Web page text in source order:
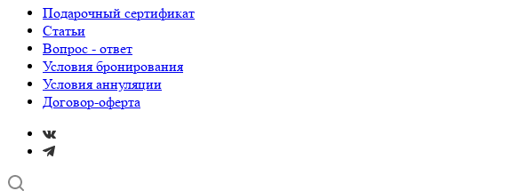
Подарочный сертификат
Статьи
Вопрос - ответ
Условия бронирования
Условия аннуляции
Договор-оферта